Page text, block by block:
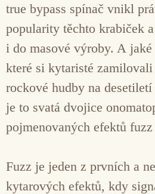
true bypass spínač vnikl
popularity těchto krabiček
i do masové výroby. A
které si kytaristé
rockové hudby na
je to svatá dvojice
pojmenovaných efektů
Fuzz je jeden z prvních a
kytarových efektů, kdy